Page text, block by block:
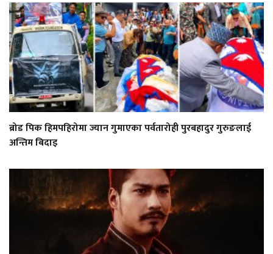
ब्रोड पिक हिमपहिरोमा ज्यान गुमाएका पर्वतारोही पुरबहादुर गुरुङलाई
अन्तिम बिदाइ